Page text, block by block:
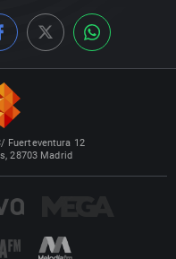
Fuerteventura 12
28703 Madrid